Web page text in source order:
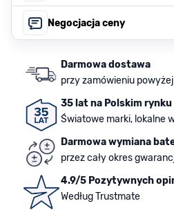
Negocjacja ceny
Darmowa dostawa
przy zamówieniu
35 lat na Polskim rynku
Światowe marki, lokalne
Darmowa wymiana
przez cały okres
4.9/5 Pozytywnych
Według Trustmate